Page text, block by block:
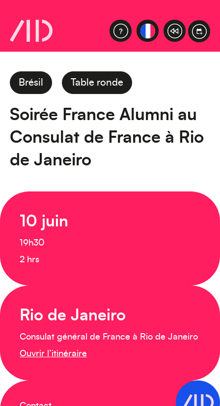
Brésil Table ronde
Soirée France Alumni au
Consulat de France à Rio
de Janeiro
10 juin
19h30
2 hrs
Rio de Janeiro
Consulat général de France à Rio de Janeiro
Ouvrir l’itinéraire